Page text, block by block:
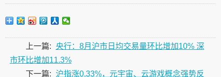
上一篇: 央行：8月沪市日均交易量环比增加10% 深
市环比增加11.3%
下一篇: 沪指涨0.33%，元宇宙、云游戏概念强势反